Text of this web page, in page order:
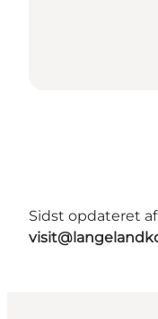
Sidst opdateret